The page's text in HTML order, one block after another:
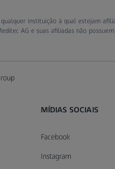
instituição à qual estejam
AG e suas afiliadas não
MÍDIAS SOCIAIS
Facebook
Instagram